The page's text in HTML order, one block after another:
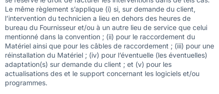
Le même règlement s’applique (i) si, sur demande du client,
l’intervention du technicien a lieu en dehors des heures de
bureau du Fournisseur et/ou à un autre lieu de service que celui
mentionné dans la convention ; (ii) pour le raccordement du
Matériel ainsi que pour les câbles de raccordement ; (iii) pour une
réinstallation du Matériel ; (iv) pour l’éventuelle (les éventuelles)
adaptation(s) sur demande du client ; et (v) pour les
actualisations des et le support concernant les logiciels et/ou
programmes.